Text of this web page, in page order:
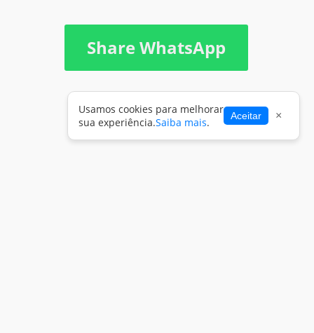
Share WhatsApp
Usamos cookies para melhorar
sua experiência.Saiba mais. Aceitar ×